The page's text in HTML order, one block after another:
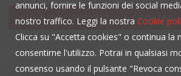
click per accettare i cookies
annunci, fornire le funzioni dei social
nostro traffico. Leggi la nostra Cookie
Clicca su "Accetta cookies" o continua la
consentirne l'utilizzo. Potrai in qualsiasi
consenso usando il pulsante "Revoca